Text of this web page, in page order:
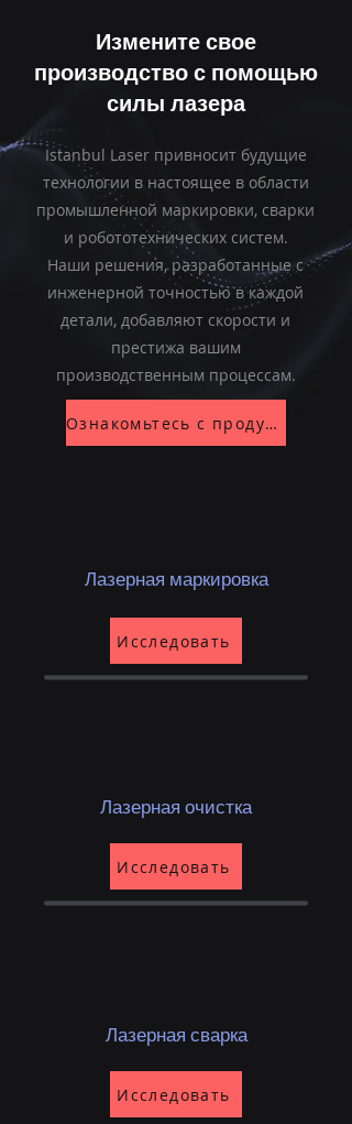
Измените свое
производство с помощью
силы лазера
Istanbul Laser привносит будущие
технологии в настоящее в области
промышленной маркировки, сварки
и робототехнических систем.
Наши решения, разработанные с
инженерной точностью в каждой
детали, добавляют скорости и
престижа вашим
производственным процессам.
Ознакомьтесь с продукцией
Лазерная маркировка
Исследовать
Лазерная очистка
Исследовать
Лазерная сварка
Исследовать